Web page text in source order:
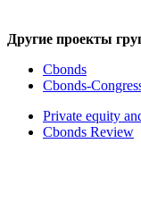
Другие проекты
Cbonds
Cbonds-
Private equity
Cbonds Review